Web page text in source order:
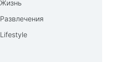
Жизнь
Развлечения
Lifestyle